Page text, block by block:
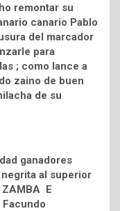
remontar su
canario Pablo
del marcador
para
; como lance a
zaino de buen
de su
ganadores
al superior
E